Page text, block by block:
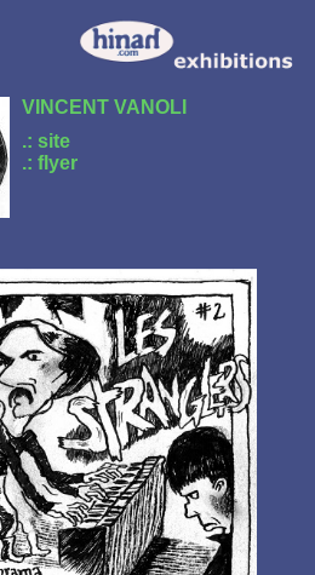
VINCENT VANOLI
.: site
.: flyer